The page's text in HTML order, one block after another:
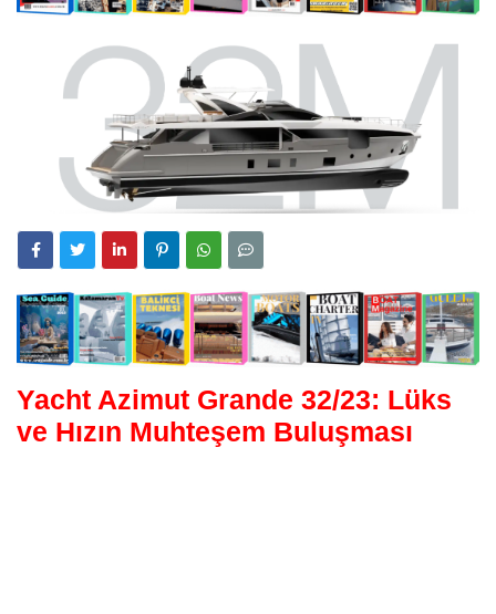
Yacht Azimut Grande 32/23: Lüks
ve Hızın Muhteşem Buluşması